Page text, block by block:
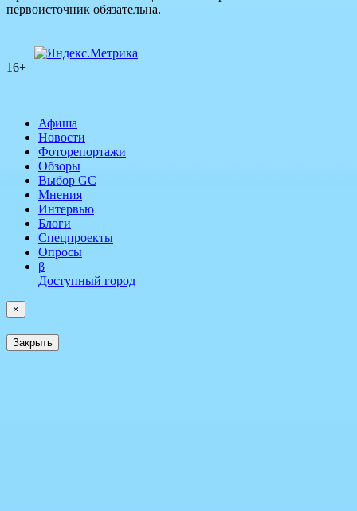
первоисточник обязательна.
16+
Афиша
Новости
Фоторепортажи
Обзоры
Выбор GC
Мнения
Интервью
Блоги
Спецпроекты
Опросы
β
Доступный город
×
Закрыть